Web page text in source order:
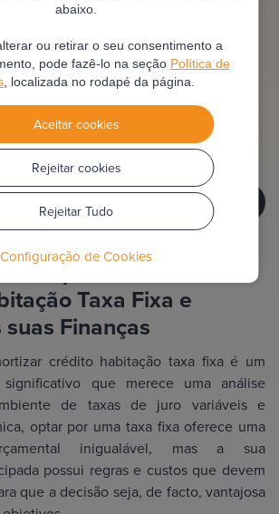
abaixo.
ou retirar o seu consentimento a
pode fazê-lo na seção Política de
, localizada no rodapé da página.
Aceitar cookies
Rejeitar cookies
Rejeitar Tudo
Configuração de Cookies
num crédito com taxa fixa
em dívida e diminuir os
a habitação. Esta operação exige o
comissão bancária específica que é
nos contratos com taxa variável. É uma
quem pretende estabilidade e
mais cedo
CRÉDITO HABITAÇÃO?
para Amortizar
Taxa Fixa e
Finanças
crédito habitação taxa fixa é um
significativo que merece uma análise
de taxas de juro variáveis e
optar por uma taxa fixa oferece uma
inigualável, mas a sua
possui regras e custos que devem
que a decisão seja, de facto, vantajosa